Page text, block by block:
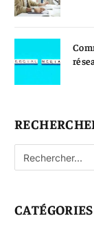
CATÉGORIES